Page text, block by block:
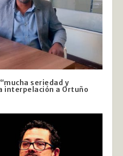
seriedad y
interpelación a Ortuño